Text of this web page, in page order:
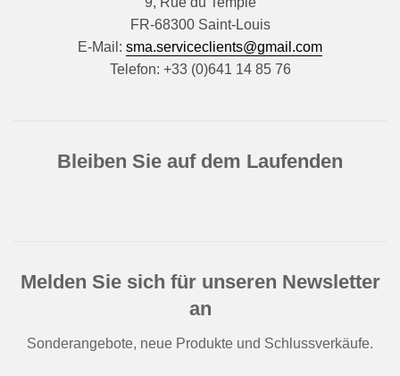
FR-68300 Saint-Louis
E-Mail: sma.serviceclients@gmail.com
Telefon: +33 (0)641 14 85 76
Bleiben Sie auf dem Laufenden
Melden Sie sich für unseren Newsletter
an
Sonderangebote, neue Produkte und Schlussverkäufe.